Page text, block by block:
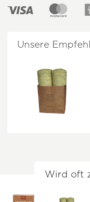
Unsere
Wird oft